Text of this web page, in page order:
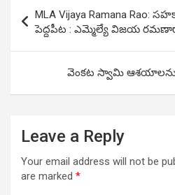
navigation
MLA Vijaya Ramana Rao:
పెద్దపీట : ఎమ్మెల్యే విజయ
వెంకట స్వామి ఆశయాలను
Leave a Reply
Your email address will not be
are marked *